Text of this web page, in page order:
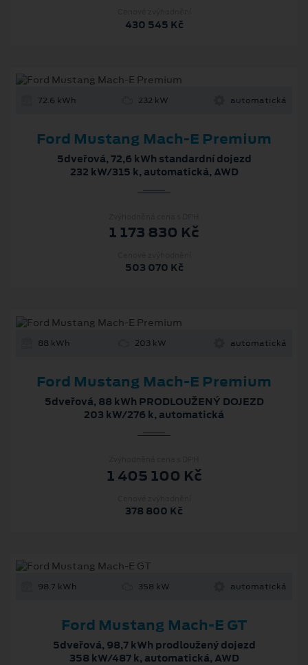
430 545 Kč
72.6 kWh 232 kW automatická
Ford Mustang Mach‑E Premium
5dveřová, 72,6 kWh standardní dojezd
232 kW/315 k, automatická, AWD
1 173 830 Kč
503 070 Kč
88 kWh 203 kW automatická
Ford Mustang Mach‑E Premium
5dveřová, 88 kWh PRODLOUŽENÝ DOJEZD
203 kW/276 k, automatická
1 405 100 Kč
378 800 Kč
98.7 kWh 358 kW automatická
Ford Mustang Mach-E GT
5dveřová, 98,7 kWh prodloužený dojezd
358 kW/487 k, automatická, AWD